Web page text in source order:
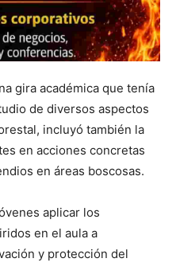
gira académica que tenía
de diversos aspectos
incluyó también la
en acciones concretas
en áreas boscosas.
aplicar los
en el aula a
y protección del